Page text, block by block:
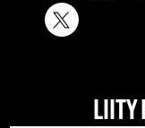
LIITY